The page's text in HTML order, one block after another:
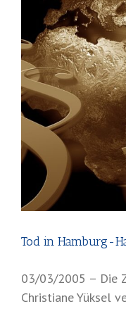
Tod in Hamburg-
03/03/2005 – Die
Christiane Yüksel